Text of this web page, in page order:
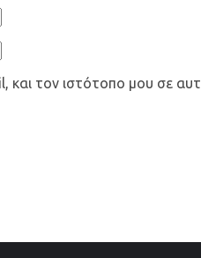
τον ιστότοπο μου σε